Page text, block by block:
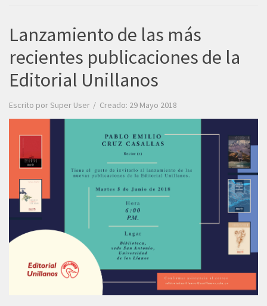
Lanzamiento de las más
recientes publicaciones de la
Editorial Unillanos
Escrito porSuper User Creado: 29 Mayo 2018